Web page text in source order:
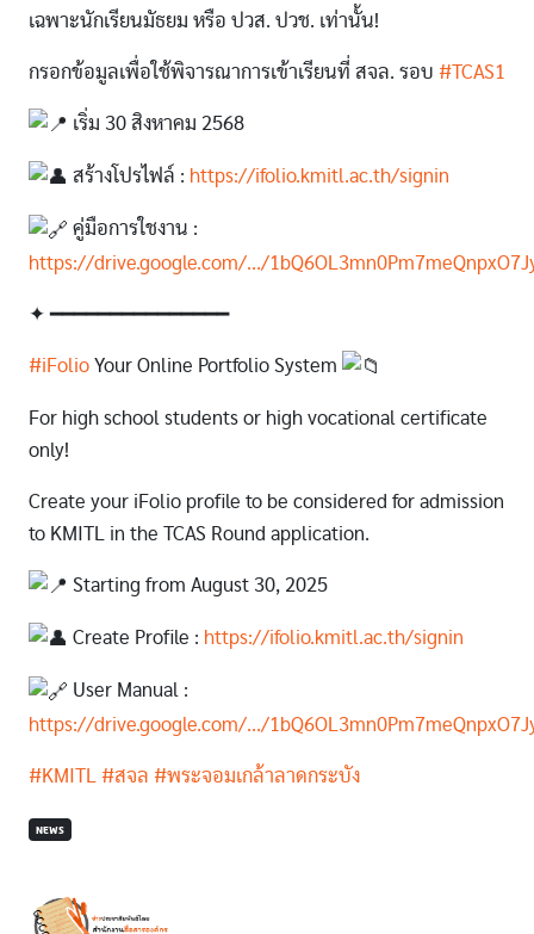
เฉพาะนักเรียนมัธยม หรือ ปวส. ปวช. เท่านั้น!
กรอกข้อมูลเพื่อใช้พิจารณาการเข้าเรียนที่ สจล. รอบ #TCAS1
เริ่ม 30 สิงหาคม 2568
สร้างโปรไฟล์ : https://ifolio.kmitl.ac.th/signin
คู่มือการใชงาน :
https://drive.google.com/.../
✦ ━━━━━━━━━━━━━━━
#iFolio Your Online Portfolio System
For high school students or high vocational certificate
only!
Create your iFolio profile to be considered for admission
to KMITL in the TCAS Round application.
Starting from August 30, 2025
Create Profile : https://ifolio.kmitl.ac.th/signin
User Manual :
https://drive.google.com/.../
#KMITL #สจล #พระจอมเกล้าลาดกระบัง
NEWS